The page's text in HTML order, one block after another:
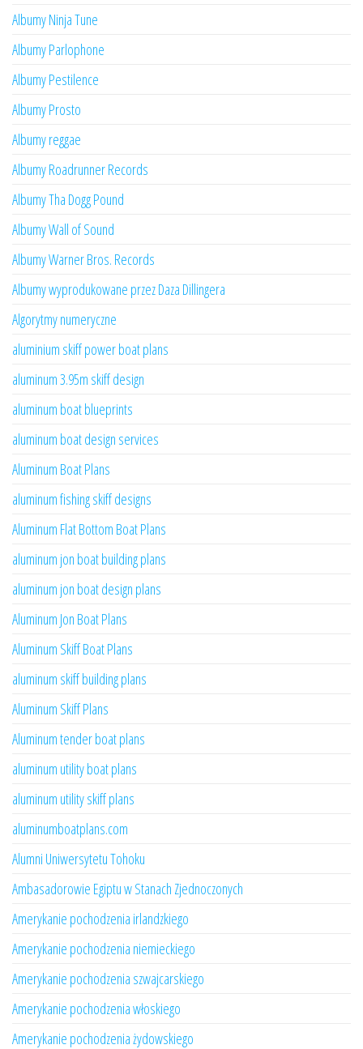
Albumy Ninja Tune
Albumy Parlophone
Albumy Pestilence
Albumy Prosto
Albumy reggae
Albumy Roadrunner Records
Albumy Tha Dogg Pound
Albumy Wall of Sound
Albumy Warner Bros. Records
Albumy wyprodukowane przez Daza Dillingera
Algorytmy numeryczne
aluminium skiff power boat plans
aluminum 3.95m skiff design
aluminum boat blueprints
aluminum boat design services
Aluminum Boat Plans
aluminum fishing skiff designs
Aluminum Flat Bottom Boat Plans
aluminum jon boat building plans
aluminum jon boat design plans
Aluminum Jon Boat Plans
Aluminum Skiff Boat Plans
aluminum skiff building plans
Aluminum Skiff Plans
Aluminum tender boat plans
aluminum utility boat plans
aluminum utility skiff plans
aluminumboatplans.com
Alumni Uniwersytetu Tohoku
Ambasadorowie Egiptu w Stanach Zjednoczonych
Amerykanie pochodzenia irlandzkiego
Amerykanie pochodzenia niemieckiego
Amerykanie pochodzenia szwajcarskiego
Amerykanie pochodzenia włoskiego
Amerykanie pochodzenia żydowskiego